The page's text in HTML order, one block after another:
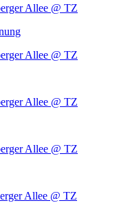
Allee @ TZ
Allee @ TZ
Allee @ TZ
Allee @ TZ
Allee @ TZ